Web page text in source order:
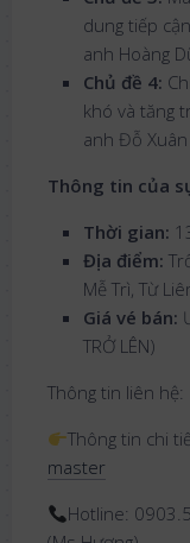
dung tiếp
anh Hoàng
Chủ đề 4:
khó và tăng
anh Đỗ Xuân
Thông tin của
Thời gian:
Địa điểm:
Mễ Trì, Từ
Giá vé bán:
TRỞ LÊN)
Thông tin liên hệ:
Thông tin chi
master
Hotline: